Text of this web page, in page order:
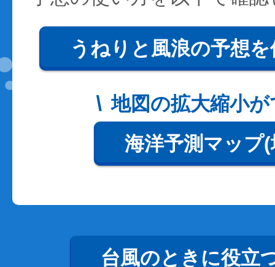
うねりと風浪の予想
地図の拡大縮小
海洋予測マップ
台風のときに役立